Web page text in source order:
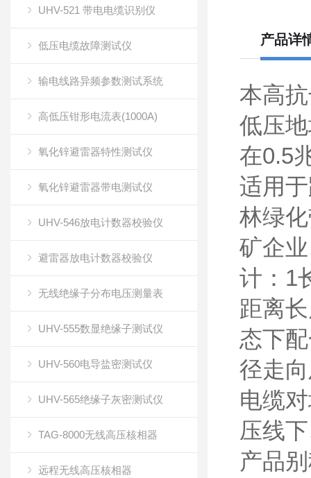
UHV-521 带电电缆识别仪
低压电缆故障测试仪
输电线路异频参数测试系统
高低压钳形电流表(1000A)
氧化锌避雷器特性测试仪
氧化锌避雷器带电测试仪
UHV-546放电计数器校验仪
避雷器放电计数器校验仪
无线绝缘子分布电压测量表
UHV-555数显绝缘子测试仪
UHV-560电导盐密测试仪
UHV-565绝缘子灰密测试仪
TAG-8000无线高压核相器
远程无线高压核相器
产品详
本高
低压
在0.5
适用
林绿
矿企
计：1
距离
态下
径走
电缆
压线
产品